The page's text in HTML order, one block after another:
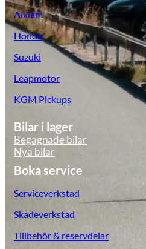
Leapmotor
Aixiam
Honda
Suzuki
Leapmotor
KGM Pickups
Bilar i lager
Begagnade bilar
Nya bilar
Boka service
Serviceverkstad
Skadeverkstad
Tillbehör & reservdelar